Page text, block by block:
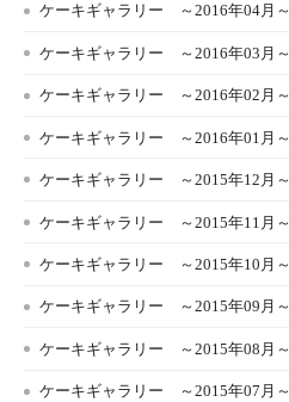
ケーキギャラリー ～2016年04月～
ケーキギャラリー ～2016年03月～
ケーキギャラリー ～2016年02月～
ケーキギャラリー ～2016年01月～
ケーキギャラリー ～2015年12月～
ケーキギャラリー ～2015年11月～
ケーキギャラリー ～2015年10月～
ケーキギャラリー ～2015年09月～
ケーキギャラリー ～2015年08月～
ケーキギャラリー ～2015年07月～